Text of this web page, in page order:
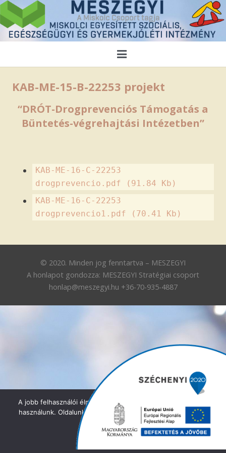
Magunkról
Híreink
Ellátások
Pályázatok
Alapítványaink
Szakmai anyagok
Ingyenes jogi tanácsadás
KAB-ME-15-B-22253 projekt
“DRÓT-Drogprevenciós Támogatás a
Büntetés-végrehajtási Intézetben”
KAB-ME-16-C-22253
drogprevencio.pdf (91.84 Kb)
KAB-ME-16-C-22253
drogprevencio1.pdf (70.41 Kb)
© 2020. Minden jog fenntartva – MESZEGYI
A honlapot gondozza: MESZEGYI Stratégiai csoport
honlap@meszegyi.hu +36-70-935-4887
A jobb felhasználói élmény érdekében az oldalon cookie-kat
használunk. Oldalunk használatával, Ön elfogadja a cookie-k
használatát.
OK